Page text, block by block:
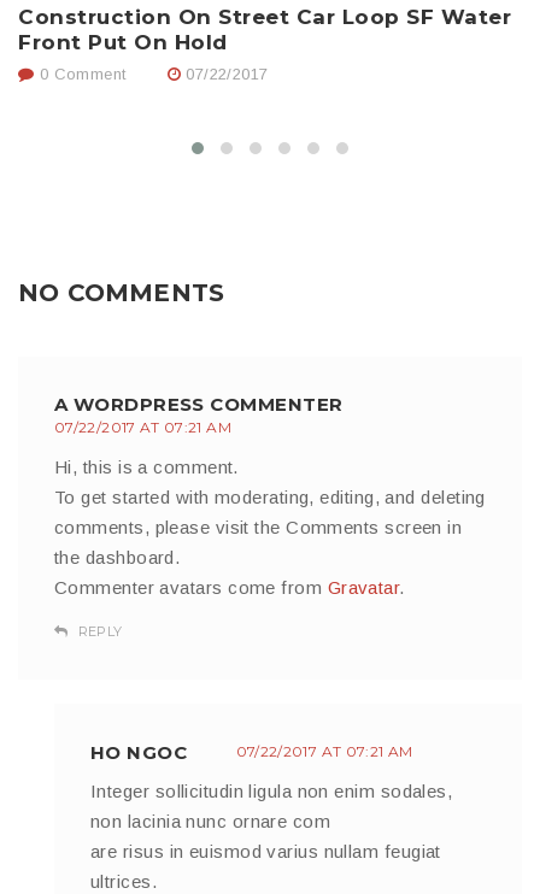
Construction On Street Car Loop SF Water
Front Put On Hold
0 Comment 07/22/2017
NO COMMENTS
A WORDPRESS COMMENTER
07/22/2017 AT 07:21 AM
Hi, this is a comment.
To get started with moderating, editing, and deleting
comments, please visit the Comments screen in
the dashboard.
Commenter avatars come from Gravatar.
REPLY
HO NGOC 07/22/2017 AT 07:21 AM
Integer sollicitudin ligula non enim sodales,
non lacinia nunc ornare com
are risus in euismod varius nullam feugiat
ultrices.